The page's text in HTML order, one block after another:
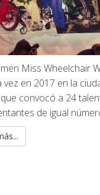
Miss Wheelchair
vez en 2017 en la
convocó a 24
de igual